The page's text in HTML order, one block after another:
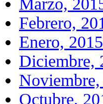
Marzo,
Febrero,
Enero, 2015
Diciembre,
Octubre,